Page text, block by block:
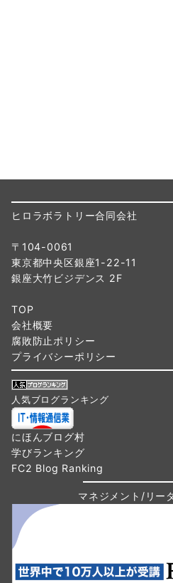
ヒロラボラトリー合同会社
〒104-0061
東京都中央区銀座1-22-11
銀座大竹ビジデンス 2F
TOP
会社概要
腐敗防止ポリシー
プライバシーポリシー
人気ブログランキング
にほんブログ村
学びランキング
FC2 Blog Ranking
マネジメント/リー